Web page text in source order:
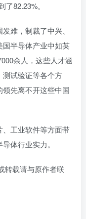
82.23%。
难，制裁了中兴、
半导体产业中如英
余人，这些人才涵
试验证等各个方
先离不开这些中国
工业软件等方面带
体行业实力。
转载请与原作者联